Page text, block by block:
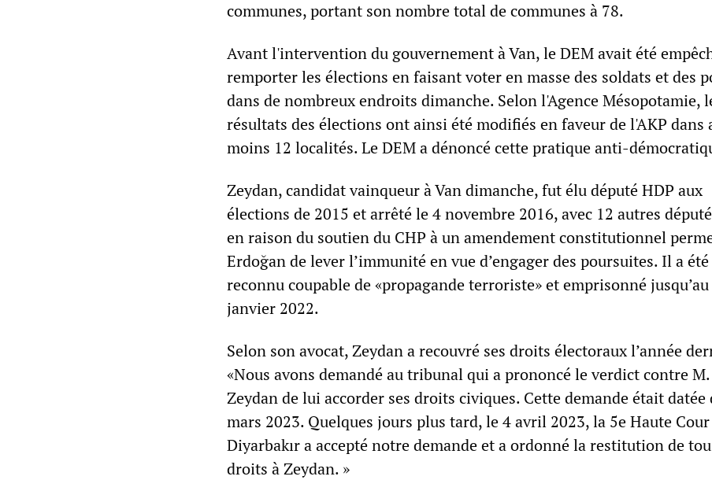
communes, portant son nombre total de communes à 78.
Avant l'intervention du gouvernement à Van, le DEM avait été
remporter les élections en faisant voter en masse des soldats et des
dans de nombreux endroits dimanche. Selon l'Agence Mésopotamie,
résultats des élections ont ainsi été modifiés en faveur de l'AKP dans
moins 12 localités. Le DEM a dénoncé cette pratique anti-
Zeydan, candidat vainqueur à Van dimanche, fut élu député HDP aux
élections de 2015 et arrêté le 4 novembre 2016, avec 12 autres
en raison du soutien du CHP à un amendement constitutionnel
Erdoğan de lever l’immunité en vue d’engager des poursuites. Il a été
reconnu coupable de «propagande terroriste» et emprisonné jusqu’au
janvier 2022.
Selon son avocat, Zeydan a recouvré ses droits électoraux l’année
«Nous avons demandé au tribunal qui a prononcé le verdict contre M.
Zeydan de lui accorder ses droits civiques. Cette demande était datée
mars 2023. Quelques jours plus tard, le 4 avril 2023, la 5e Haute
Diyarbakır a accepté notre demande et a ordonné la restitution de
droits à Zeydan. »